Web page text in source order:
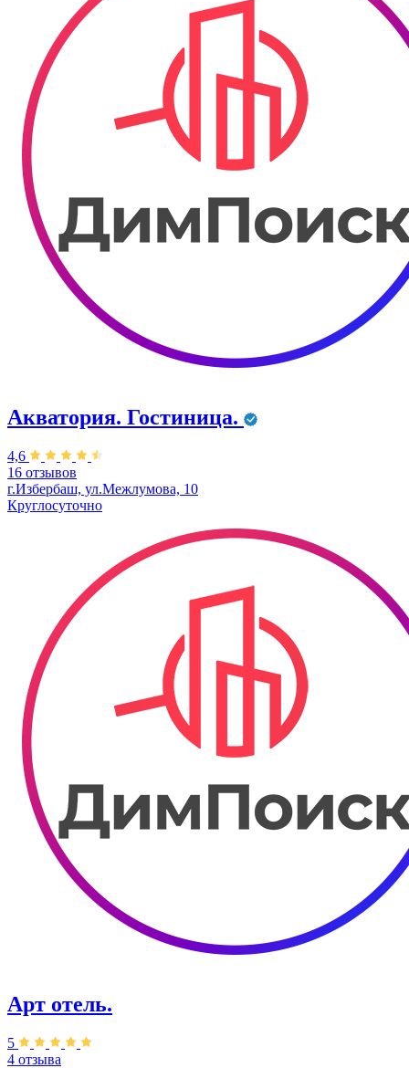
Акватория. Гостиница.
4,6
16 отзывов
г.Избербаш, ул.Межлумова, 10
Круглосуточно
Арт отель.
5
4 отзыва